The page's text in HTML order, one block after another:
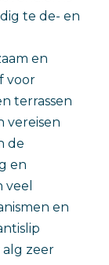
te de- en
en
voor
terrassen
vereisen
de
en
en
alg zeer